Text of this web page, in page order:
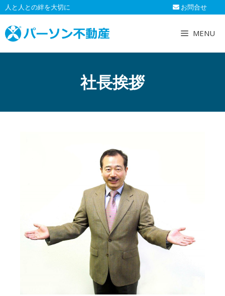
コ
ン
テ
ン
ツ
プ
人と人との絆を大切に お問合せ
MENU
社長挨拶